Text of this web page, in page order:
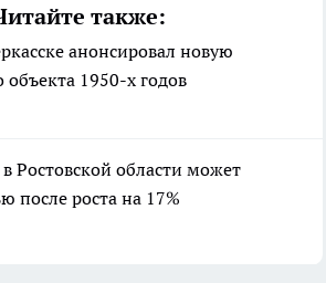
также:
анонсировал новую
1950-х годов
Ростовской области может
после роста на 17%